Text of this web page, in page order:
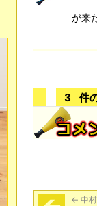
が来
3 件
← 中